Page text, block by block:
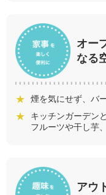
オー
なる
煙を気にせず、バ
キッチンガーデン
フルーツや干し芋
アウ